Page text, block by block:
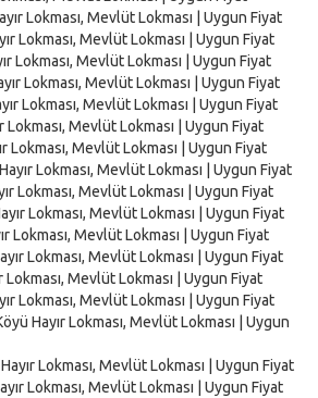
Lokması, Mevlüt Lokması | Uygun Fiyat
Lokması, Mevlüt Lokması | Uygun Fiyat
Lokması, Mevlüt Lokması | Uygun Fiyat
Lokması, Mevlüt Lokması | Uygun Fiyat
Lokması, Mevlüt Lokması | Uygun Fiyat
Lokması, Mevlüt Lokması | Uygun Fiyat
Lokması, Mevlüt Lokması | Uygun Fiyat
Lokması, Mevlüt Lokması | Uygun Fiyat
Lokması, Mevlüt Lokması | Uygun Fiyat
Lokması, Mevlüt Lokması | Uygun Fiyat
Lokması, Mevlüt Lokması | Uygun Fiyat
Lokması, Mevlüt Lokması | Uygun Fiyat
Lokması, Mevlüt Lokması | Uygun Fiyat
Lokması, Mevlüt Lokması | Uygun Fiyat
Hayır Lokması, Mevlüt Lokması | Uygun
Lokması, Mevlüt Lokması | Uygun Fiyat
Lokması, Mevlüt Lokması | Uygun Fiyat